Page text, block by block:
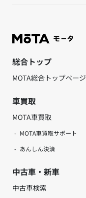
総合トップ
MOTA総合トップページ
車買取
MOTA車買取
MOTA車買取サポート
あんしん決済
中古車・新車
中古車検索